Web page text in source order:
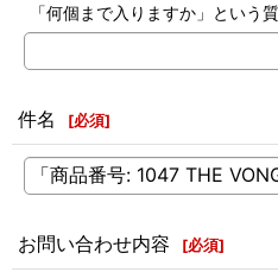
「何個まで入りますか」という
件名 [必須]
お問い合わせ内容 [必須]